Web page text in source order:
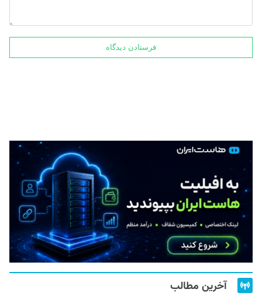
آخرین مطالب